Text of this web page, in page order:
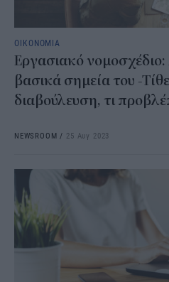
ΟΙΚΟΝΟΜΙΑ
Eργασιακό νομοσχέδιο:
βασικά σημεία του -
διαβούλευση, τι
NEWSROOM / 25 Αυγ 2023